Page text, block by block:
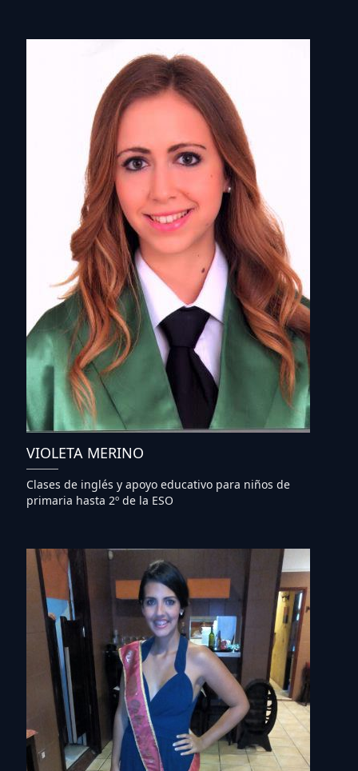
VIOLETA MERINO
Clases de inglés y apoyo educativo para niños de
primaria hasta 2º de la ESO